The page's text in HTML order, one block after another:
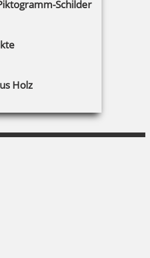
Schilder
Holz